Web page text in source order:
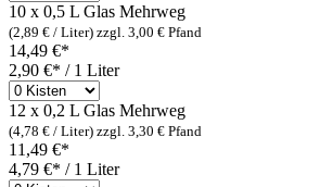
10 x 0,5 L Glas Mehrweg
(2,89 € / Liter) zzgl. 3,00 € Pfand
14,49 €*
2,90 €* / 1 Liter
12 x 0,2 L Glas Mehrweg
(4,78 € / Liter) zzgl. 3,30 € Pfand
11,49 €*
4,79 €* / 1 Liter